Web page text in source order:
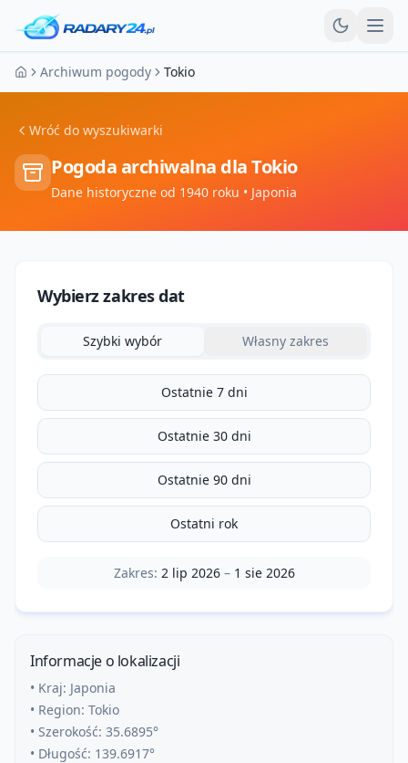
Strona główna
Archiwum pogody Tokio
Wróć do wyszukiwarki
Pogoda archiwalna dlaTokio
Dane historyczne od 1940 roku • Japonia
Wybierz zakres dat
Szybki wybór Własny zakres
Ostatnie 7 dni
Ostatnie 30 dni
Ostatnie 90 dni
Ostatni rok
Zakres: 2 lip 2026– 1 sie 2026
Informacje o lokalizacji
• Kraj: Japonia
• Region: Tokio
• Szerokość: 35.6895°
• Długość: 139.6917°